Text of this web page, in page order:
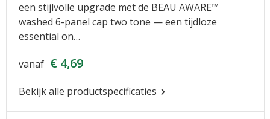
een stijlvolle upgrade met de BEAU AWARE™
washed 6-panel cap two tone — een tijdloze
essential on…
vanaf € 4,69
Bekijk alle productspecificaties